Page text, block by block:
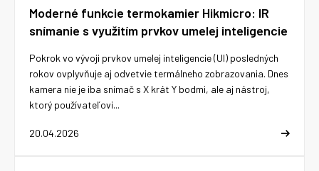
Moderné funkcie termokamier Hikmicro: IR
snímanie s využitím prvkov umelej inteligencie
20.04.2026
Pokrok vo vývoji prvkov umelej inteligencie (UI) posledných
rokov ovplyvňuje aj odvetvie termálneho zobrazovania. Dnes
kamera nie je iba snímač s X krát Y bodmi, ale aj nástroj,
ktorý používateľovi...